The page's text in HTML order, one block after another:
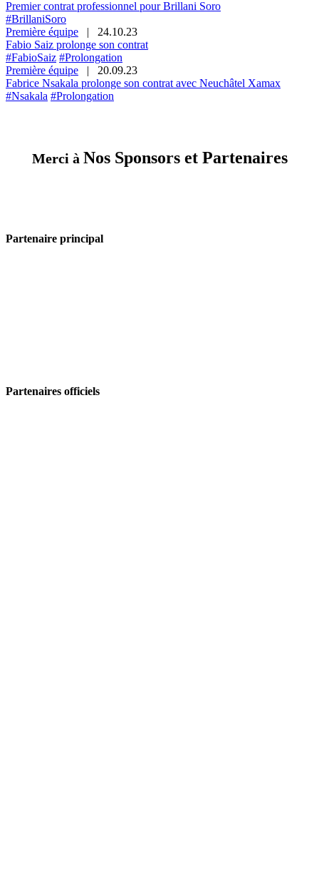
Premier contrat professionnel pour Brillani Soro
#BrillaniSoro
Première équipe
|
24.10.23
Fabio Saiz prolonge son contrat
#FabioSaiz #Prolongation
Première équipe
|
20.09.23
Fabrice Nsakala prolonge son contrat avec Neuchâtel Xamax
#Nsakala #Prolongation
Merci à Nos Sponsors et Partenaires
Partenaire principal
Partenaires officiels